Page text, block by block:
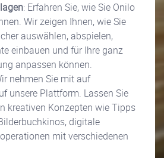
: Erfahren Sie, wie Sie Onilo
Wir zeigen Ihnen, wie Sie
auswählen, abspielen,
einbauen und für Ihre ganz
anpassen können.
nehmen Sie mit auf
unsere Plattform. Lassen Sie
kreativen Konzepten wie Tipps
digitale
mit verschiedenen